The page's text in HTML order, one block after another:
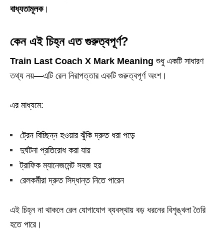
বাধ্যতামূলক।
কেন এই চিহ্ন এত গুরুত্বপূর্ণ?
Train Last Coach X Mark Meaning শুধু একটি সাধারণ
তথ্য নয়—এটি রেল নিরাপত্তার একটি গুরুত্বপূর্ণ অংশ।
এর মাধ্যমে:
ট্রেন বিচ্ছিন্ন হওয়ার ঝুঁকি দ্রুত ধরা পড়ে
দুর্ঘটনা প্রতিরোধ করা যায়
ট্রাফিক ম্যানেজমেন্ট সহজ হয়
রেলকর্মীরা দ্রুত সিদ্ধান্ত নিতে পারেন
এই চিহ্ন না থাকলে রেল যোগাযোগ ব্যবস্থায় বড় ধরনের বিশৃঙ্খলা তৈরি
হতে পারে।